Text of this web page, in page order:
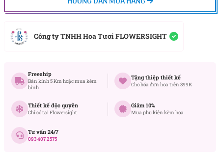
Công ty TNHH Hoa Tươi FLOWERSIGHT
Freeship
Bán kính 5 Km hoặc mua kèm
bình
Tặng thiệp thiết kế
Cho hóa đơn hoa trên 399K
Thiết kế độc quyền
Chỉ có tại Flowersight
Giảm 10%
Mua phụ kiện kèm hoa
Tư vấn 24/7
093 407 2575